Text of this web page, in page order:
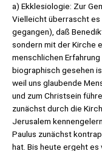
a) Ekklesiologie: Zur
Vielleicht überrascht
gegangen), daß
sondern mit der Kirche
menschlichen
biographisch gesehen
weil uns glaubende
und zum Christsein
zunächst durch die
Jerusalem
Paulus zunächst
hat. Bis heute ergeht es